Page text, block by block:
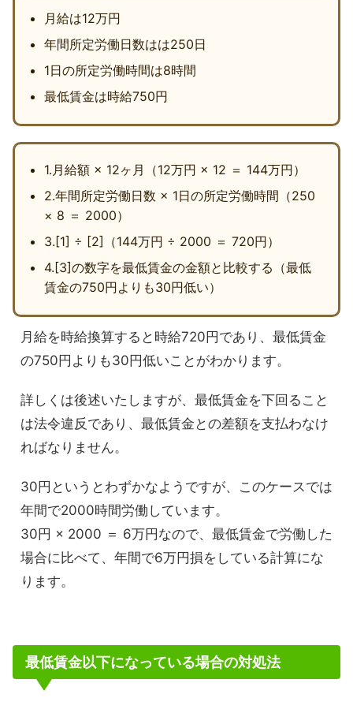
月給は12万円
年間所定労働日数はは250日
1日の所定労働時間は8時間
最低賃金は時給750円
1.月給額 × 12ヶ月（12万円 × 12 ＝ 144万円）
2.年間所定労働日数 × 1日の所定労働時間（250
× 8 ＝ 2000）
3.[1] ÷ [2]（144万円 ÷ 2000 ＝ 720円）
4.[3]の数字を最低賃金の金額と比較する（最低
賃金の750円よりも30円低い）
月給を時給換算すると時給720円であり、最低賃金
の750円よりも30円低いことがわかります。
詳しくは後述いたしますが、最低賃金を下回ること
は法令違反であり、最低賃金との差額を支払わなけ
ればなりません。
30円というとわずかなようですが、このケースでは
年間で2000時間労働しています。
30円 × 2000 ＝ 6万円なので、最低賃金で労働した
場合に比べて、年間で6万円損をしている計算にな
ります。
最低賃金以下になっている場合の対処法